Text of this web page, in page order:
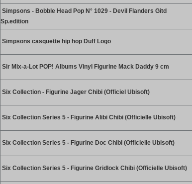
Simpsons - Bobble Head Pop N° 1029 - Devil Flanders Gitd
Sp.edition
Simpsons casquette hip hop Duff Logo
Sir Mix-a-Lot POP! Albums Vinyl Figurine Mack Daddy 9 cm
Six Collection - Figurine Jager Chibi (Officiel Ubisoft)
Six Collection Series 5 - Figurine Alibi Chibi (Officielle Ubisoft)
Six Collection Series 5 - Figurine Doc Chibi (Officielle Ubisoft)
Six Collection Series 5 - Figurine Gridlock Chibi (Officielle Ubisoft)